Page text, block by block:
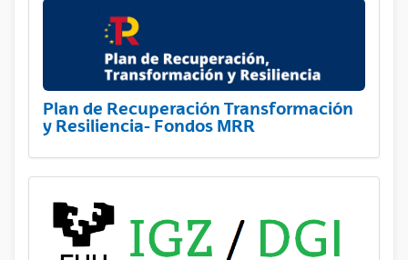
Plan de Recuperación Transformación
y Resiliencia- Fondos MRR